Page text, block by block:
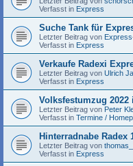
Verfasst in Express
Suche Tank für
Letzter Beitrag von
Verfasst in Express
Verkaufe Radexi
Letzter Beitrag von Ulrich
Verfasst in Express
Volksfestumzug 2022
Letzter Beitrag von Peter
Verfasst in Termine /
Hinterradnabe Radex
Letzter Beitrag von
Verfasst in Express